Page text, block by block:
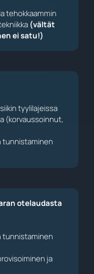
tehokkaammin
(vältät
ei satu!)
tyylilajeissa
(korvaussoinnut,
tunnistaminen
otelaudasta
tunnistaminen
ja